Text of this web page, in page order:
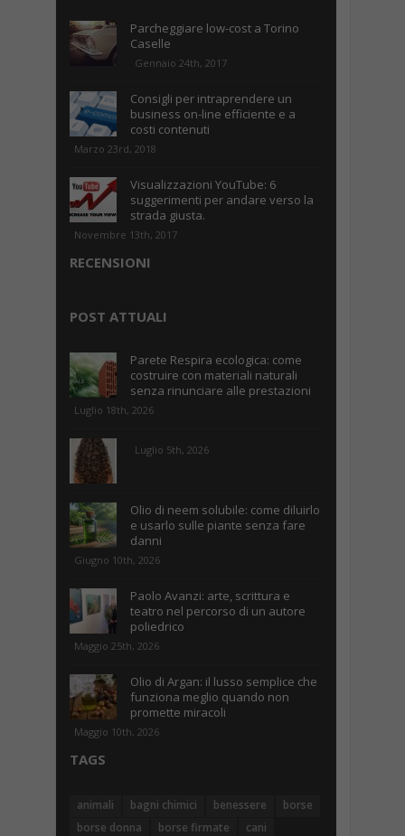
Parcheggiare low-cost a Torino
Caselle
Gennaio 24th, 2017
Consigli per intraprendere un
business on-line efficiente e a
costi contenuti
Marzo 23rd, 2018
Visualizzazioni YouTube: 6
suggerimenti per andare verso la
strada giusta.
Novembre 13th, 2017
RECENSIONI
POST ATTUALI
Parete Respira ecologica: come
costruire con materiali naturali
senza rinunciare alle prestazioni
Luglio 18th, 2026
Luglio 5th, 2026
Olio di neem solubile: come diluirlo
e usarlo sulle piante senza fare
danni
Giugno 10th, 2026
Paolo Avanzi: arte, scrittura e
teatro nel percorso di un autore
poliedrico
Maggio 25th, 2026
Olio di Argan: il lusso semplice che
funziona meglio quando non
promette miracoli
Maggio 10th, 2026
TAGS
animali bagni chimici benessere
borse
borse donna
borse firmate
cani